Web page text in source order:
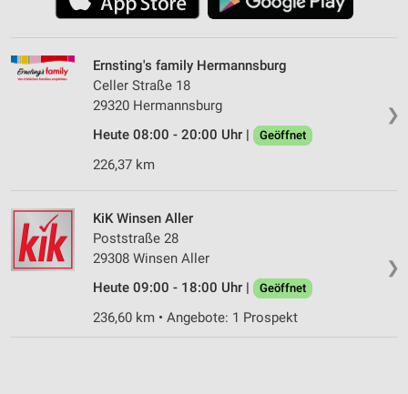
❯
Ernsting's family Hermannsburg
Celler Straße 18
29320 Hermannsburg
Heute 08:00 - 20:00 Uhr |
Geöffnet
226,37 km
❯
KiK Winsen Aller
Poststraße 28
29308 Winsen Aller
Heute 09:00 - 18:00 Uhr |
Geöffnet
236,60 km • Angebote: 1 Prospekt